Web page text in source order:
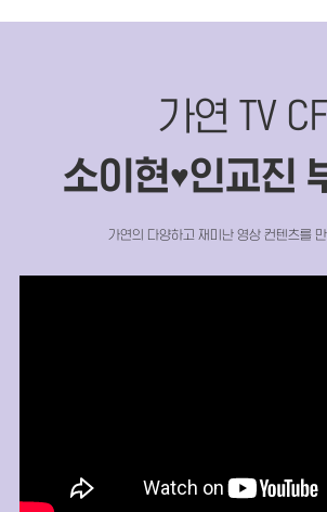
가연 TV CF
소이현♥인교진
가연의 다양하고 재미난 영상 컨텐츠를